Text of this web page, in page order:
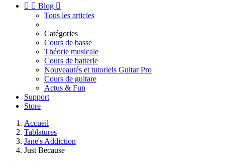
  Blog 
Tous les articles
Catégories
Cours de basse
Théorie musicale
Cours de batterie
Nouveautés et tutoriels Guitar Pro
Cours de guitare
Actus & Fun
Support
Store
Accueil
Tablatures
Jane's Addiction
Just Because